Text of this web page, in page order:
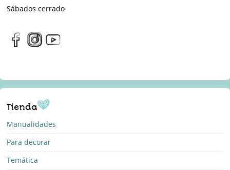
Sábados cerrado
Tienda
Manualidades
Para decorar
Temática